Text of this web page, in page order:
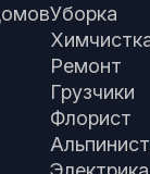
Уборка
Ремонт
Грузчики
Флорист